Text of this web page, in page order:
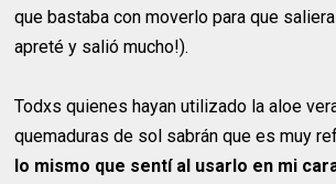
que bastaba con moverlo para que
apreté y salió mucho!).
Todxs quienes hayan utilizado la aloe
quemaduras de sol sabrán que es muy
lo mismo que sentí al usarlo en mi